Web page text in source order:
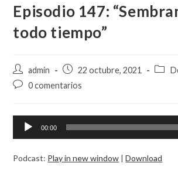
Episodio 147:
todo tiempo”
Autor
de
admin
Entrada
publicada:
22 octubre, 2021
Comentarios
entrada:
0 comentarios
Reproductor
de
00:00
Podcast: Play in new window |Download